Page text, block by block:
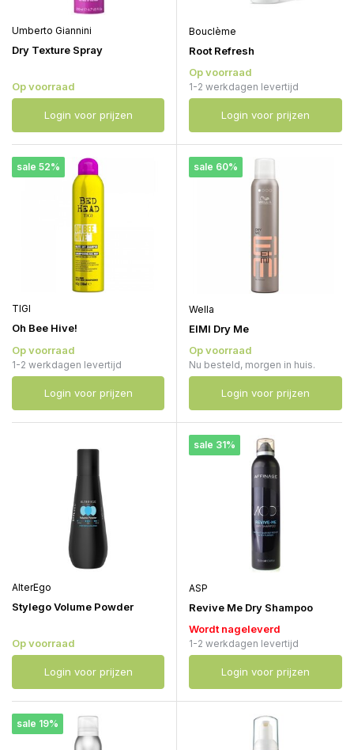
Umberto Giannini
Dry Texture Spray
Op voorraad
Login voor prijzen
Bouclème
Root Refresh
Op voorraad
1-2 werkdagen levertijd
Login voor prijzen
sale 52%
TIGI
Oh Bee Hive!
Op voorraad
1-2 werkdagen levertijd
Login voor prijzen
sale 60%
Wella
EIMI Dry Me
Op voorraad
Nu besteld, morgen in huis.
Login voor prijzen
AlterEgo
Stylego Volume Powder
Op voorraad
Login voor prijzen
sale 31%
ASP
Revive Me Dry Shampoo
Wordt nageleverd
1-2 werkdagen levertijd
Login voor prijzen
sale 19%